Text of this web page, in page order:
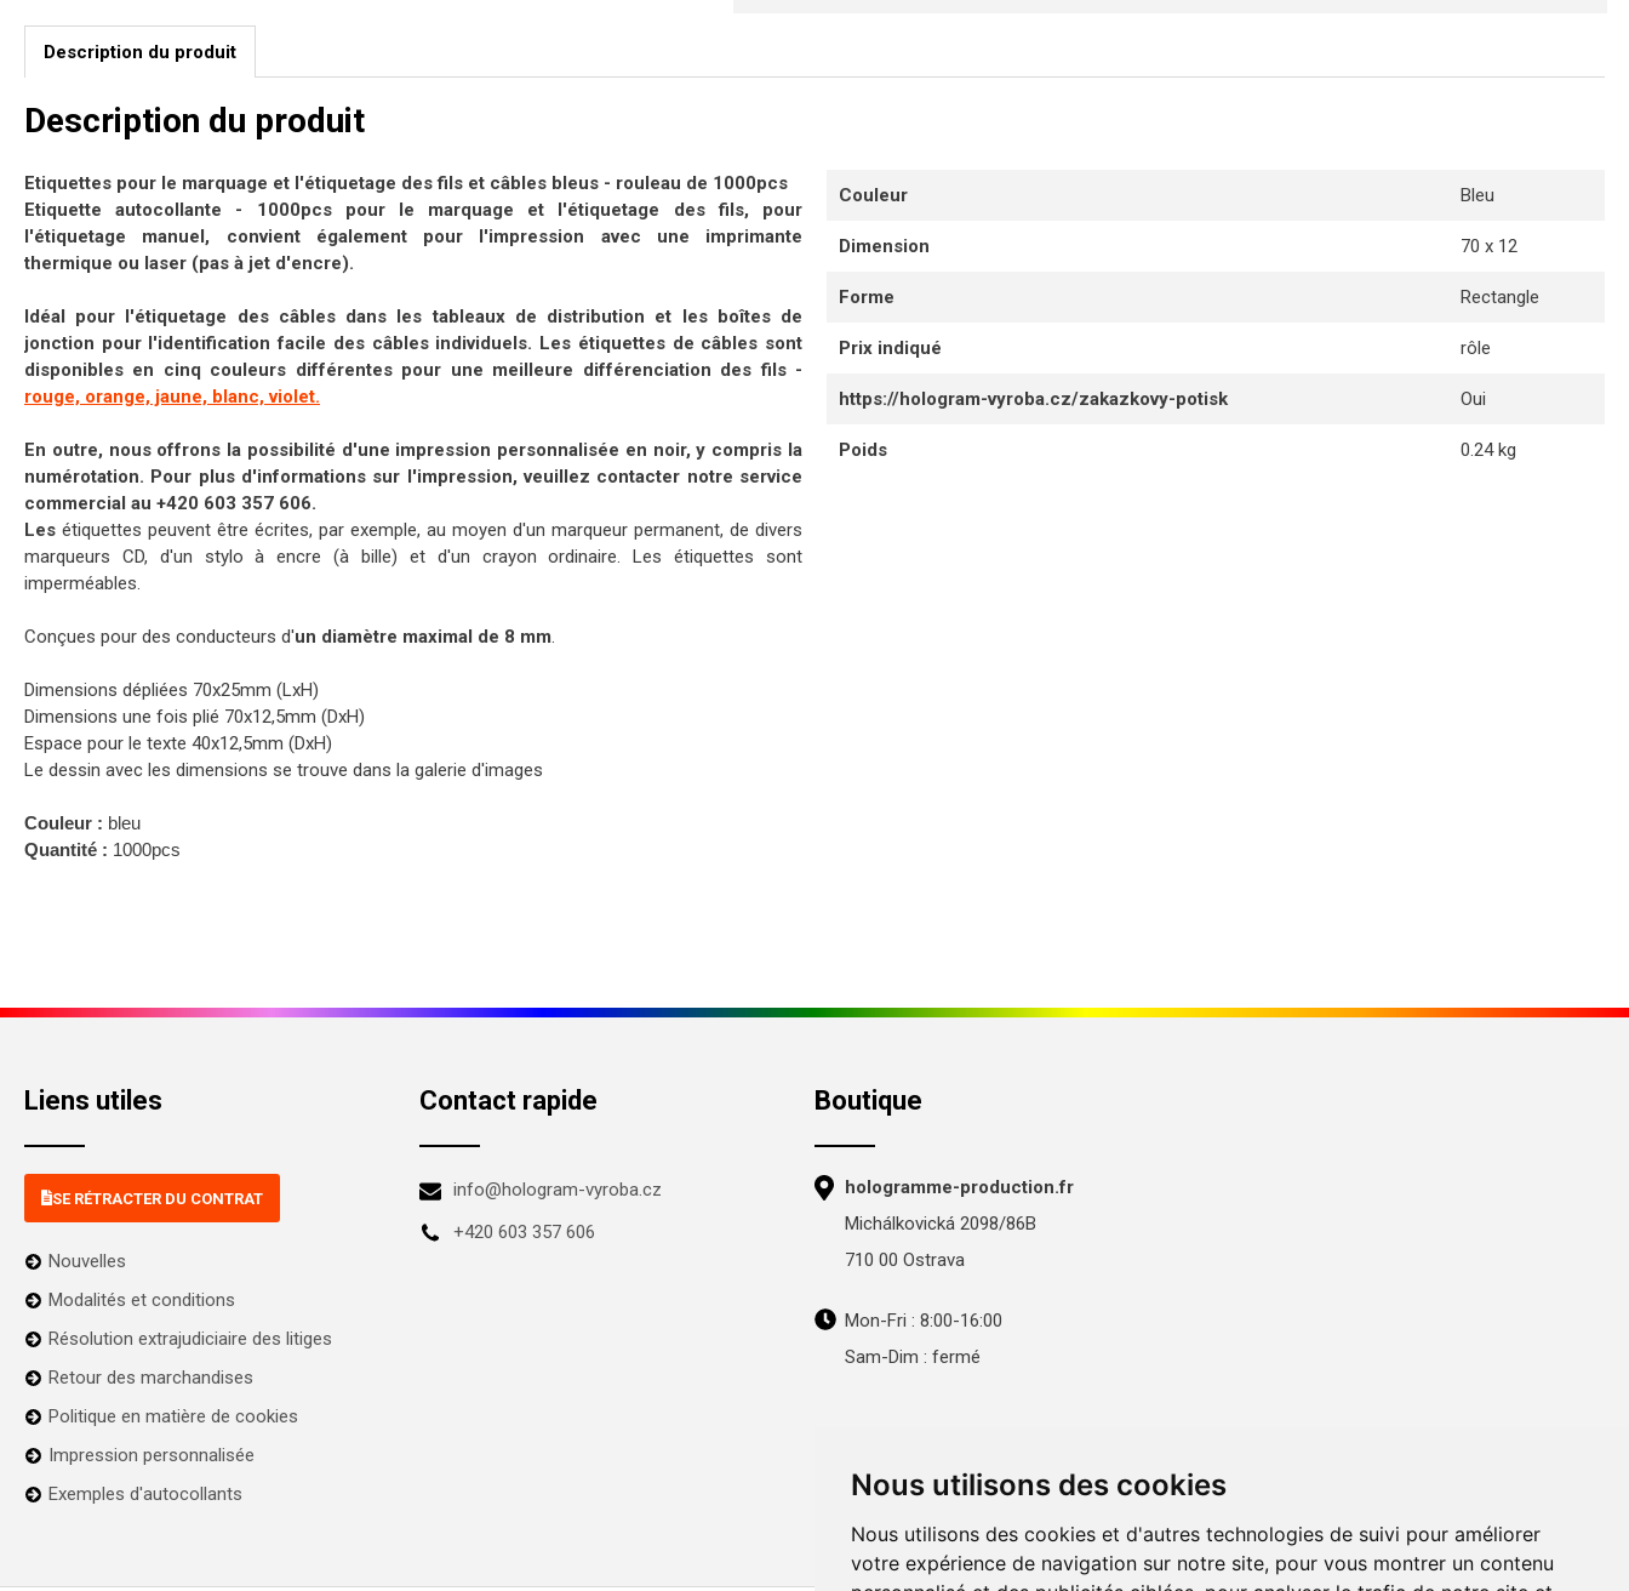
Nous utilisons des cookies
Nous utilisons des cookies et d'autres technologies de suivi pour améliorer
votre expérience de navigation sur notre site, pour vous montrer un contenu
Description du produit
Description du produit
Etiquettes pour le marquage et l'étiquetage des fils et câbles bleus - rouleau de 1000pcs
Etiquette autocollante - 1000pcs pour le marquage et l'étiquetage des fils, pour
l'étiquetage manuel, convient également pour l'impression avec une imprimante
thermique ou laser (pas à jet d'encre).
Idéal pour l'étiquetage des câbles dans les tableaux de distribution et les boîtes de
jonction pour l'identification facile des câbles individuels. Les étiquettes de câbles sont
disponibles en cinq couleurs différentes pour une meilleure différenciation des fils -
rouge, orange, jaune, blanc, violet.
En outre, nous offrons la possibilité d'une impression personnalisée en noir, y compris la
numérotation. Pour plus d'informations sur l'impression, veuillez contacter notre service
commercial au +420 603 357 606.
Les étiquettes peuvent être écrites, par exemple, au moyen d'un marqueur permanent, de divers
marqueurs CD, d'un stylo à encre (à bille) et d'un crayon ordinaire. Les étiquettes sont
imperméables.
Conçues pour des conducteurs d'un diamètre maximal de 8 mm.
Dimensions dépliées 70x25mm (LxH)
Dimensions une fois plié 70x12,5mm (DxH)
Espace pour le texte 40x12,5mm (DxH)
Le dessin avec les dimensions se trouve dans la galerie d'images
Couleur : bleu
Quantité : 1000pcs
Couleur Bleu
Dimension 70 x 12
Forme Rectangle
Prix indiqué rôle
https://hologram-vyroba.cz/zakazkovy-potisk Oui
Poids 0.24 kg
Liens utiles
SE RÉTRACTER DU CONTRAT
Nouvelles
Modalités et conditions
Résolution extrajudiciaire des litiges
Retour des marchandises
Politique en matière de cookies
Impression personnalisée
Exemples d'autocollants
Contact rapide
info@hologram-vyroba.cz
+420 603 357 606
Boutique
hologramme-production.fr
Michálkovická 2098/86B
710 00 Ostrava
Mon-Fri : 8:00-16:00
Sam-Dim : fermé